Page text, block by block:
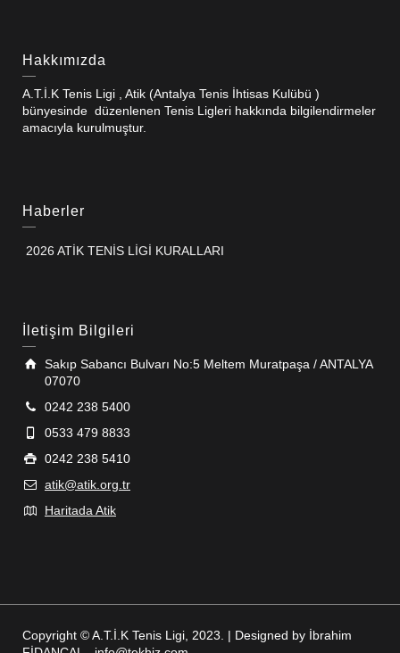
Hakkımızda
A.T.İ.K Tenis Ligi , Atik (Antalya Tenis İhtisas Kulübü )
bünyesinde düzenlenen Tenis Ligleri hakkında bilgilendirmeler
amacıyla kurulmuştur.
Haberler
2026 ATİK TENİS LİGİ KURALLARI
İletişim Bilgileri
Sakıp Sabancı Bulvarı No:5 Meltem Muratpaşa / ANTALYA
07070
0242 238 5400
0533 479 8833
0242 238 5410
atik@atik.org.tr
Haritada Atik
Copyright © A.T.İ.K Tenis Ligi, 2023. | Designed by İbrahim